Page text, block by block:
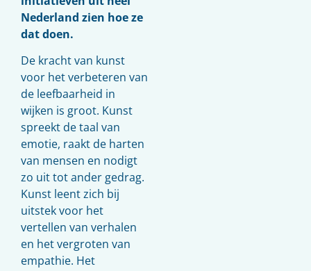
Nederland zien hoe ze
dat doen.
De kracht van kunst
voor het verbeteren van
de leefbaarheid in
wijken is groot. Kunst
spreekt de taal van
emotie, raakt de harten
van mensen en nodigt
zo uit tot ander gedrag.
Kunst leent zich bij
uitstek voor het
vertellen van verhalen
en het vergroten van
empathie. Het